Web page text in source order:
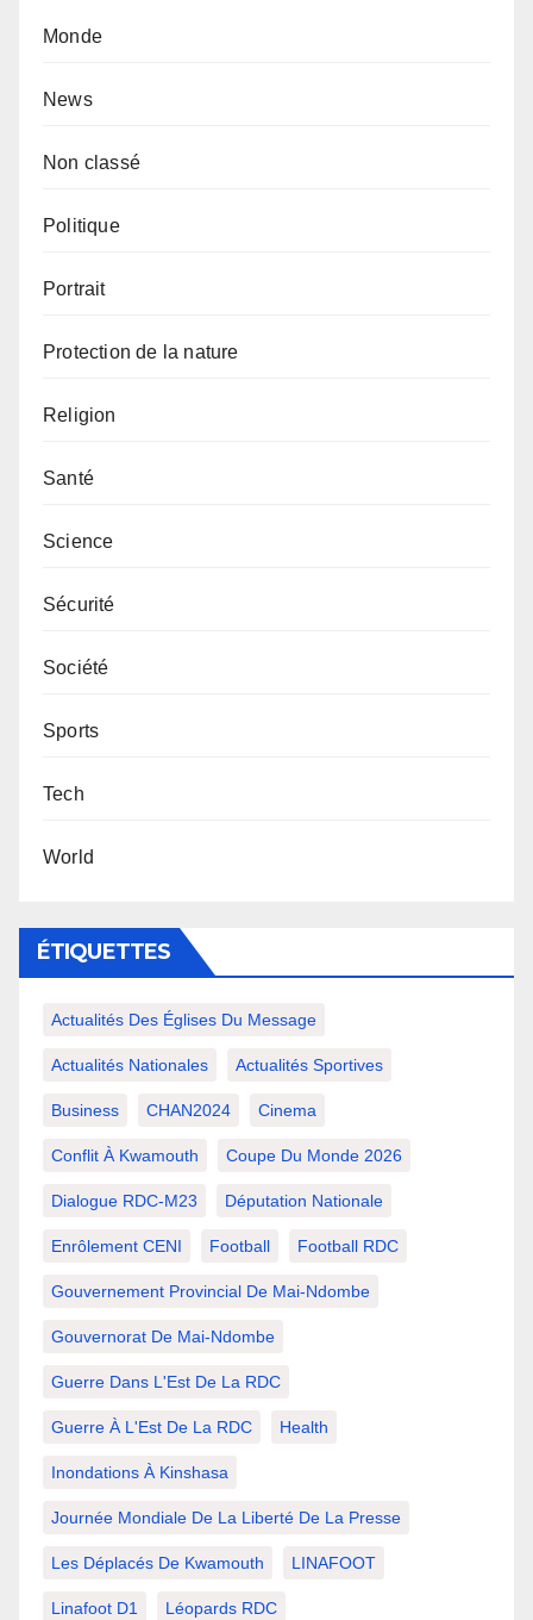
Monde
News
Non classé
Politique
Portrait
Protection de la nature
Religion
Santé
Science
Sécurité
Société
Sports
Tech
World
ÉTIQUETTES
Actualités Des Églises Du Message
Actualités Nationales Actualités Sportives
Business CHAN2024 Cinema
Conflit À Kwamouth Coupe Du Monde 2026
Dialogue RDC-M23 Députation Nationale
Enrôlement CENI Football Football RDC
Gouvernement Provincial De Mai-Ndombe
Gouvernorat De Mai-Ndombe
Guerre Dans L'Est De La RDC
Guerre À L'Est De La RDC Health
Inondations À Kinshasa
Journée Mondiale De La Liberté De La Presse
Les Déplacés De Kwamouth LINAFOOT
Linafoot D1 Léopards RDC